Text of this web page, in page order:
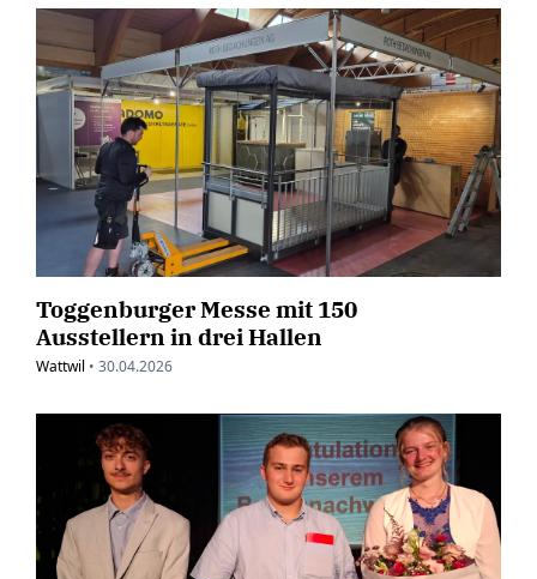
Toggenburger Messe mit 150
Ausstellern in drei Hallen
Wattwil • 30.04.2026